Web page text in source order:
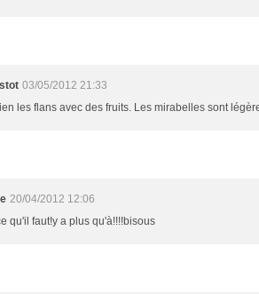
03/05/2012 21:33
les flans avec des fruits. Les mirabelles sont
20/04/2012 12:06
qu'il faut!y a plus qu'à!!!!bisous